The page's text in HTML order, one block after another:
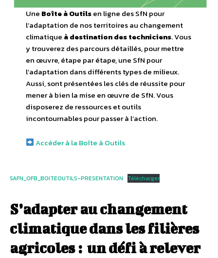
Une Boîte à Outilsen ligne des SfN pour
l’adaptation de nos territoires au changement
climatique à destination des techniciens. Vous
y trouverez des parcours détaillés, pour mettre
en œuvre, étape par étape, une SfN pour
l’adaptation dans différents types de milieux.
Aussi, sont présentées les clés de réussite pour
mener à bien la mise en œuvre de SfN. Vous
disposerez de ressources et outils
incontournables pour passer à l’action.
Accéder à la Boîte à Outils
SAFN_OFB_BOITEOUTILS-PRESENTATION Télécharger
S’adapter au changement
climatique dans les filières
agricoles : un défi à relever